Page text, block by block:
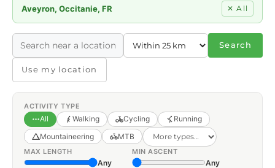
Aveyron, Occitanie, FR ✕ All
Search
Use my location
ACTIVITY TYPE
All Walking Cycling
Running
Mountaineering
MTB
MAX LENGTH
Any
MIN ASCENT
Any